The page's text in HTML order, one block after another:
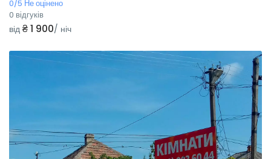
0/5 Не оцінено
0 відгуків
від ₴ 1 900/ ніч